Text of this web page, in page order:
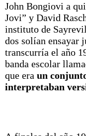
John Bongiovi a
Jovi” y David
instituto de
dos solían ensayar
transcurría el año
banda escolar
que era un
interpretaban